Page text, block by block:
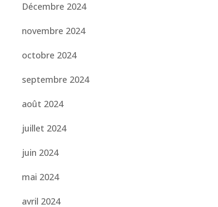
Décembre 2024
novembre 2024
octobre 2024
septembre 2024
août 2024
juillet 2024
juin 2024
mai 2024
avril 2024